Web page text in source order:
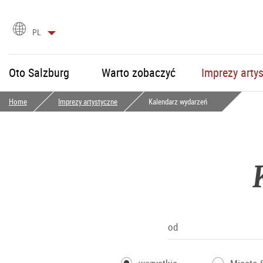
Wybór
języka
PL
Oto Salzburg Warto zobaczyć Imprezy
Home Imprezy artystyczne Kalendarz wydarzeń
od